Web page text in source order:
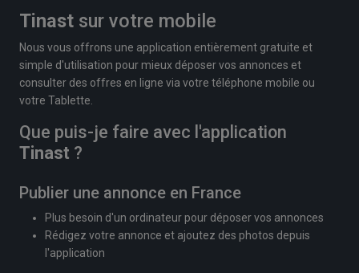
Tinast sur votre mobile
Nous vous offrons une application entièrement gratuite et
simple d'utilisation pour mieux déposer vos annonces et
consulter des offres en ligne via votre téléphone mobile ou
votre Tablette.
Que puis-je faire avec l'application
Tinast ?
Publier une annonce en France
Plus besoin d'un ordinateur pour déposer vos annonces
Rédigez votre annonce et ajoutez des photos depuis
l'application